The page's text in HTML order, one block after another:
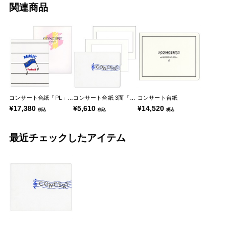
関連商品
¥17,380 税込 ¥5,610税込
コンサート台紙
¥14,520 税込
最近チェックしたアイテム